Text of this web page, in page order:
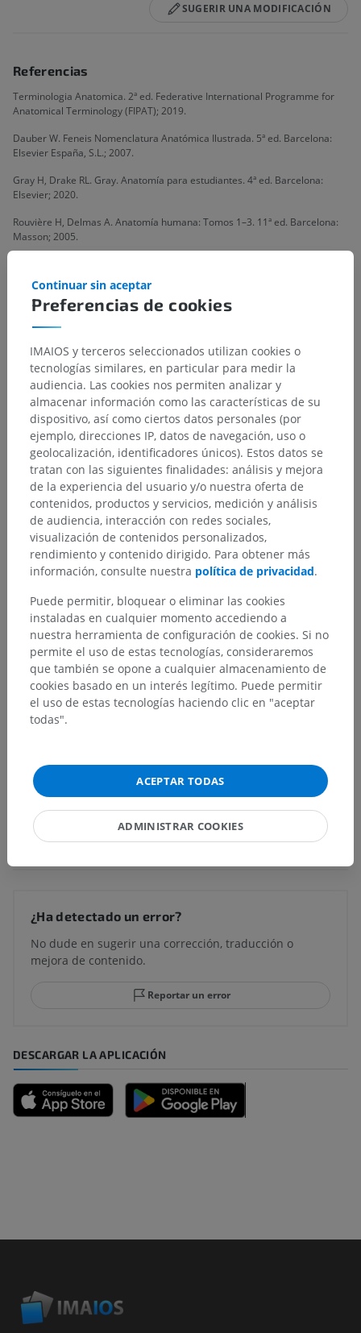
SUGERIR UNA MODIFICACIÓN
Referencias
Terminologia Anatomica. 2ª ed. Federative International Programme for
Anatomical Terminology (FIPAT); 2019.
Dauber W. Feneis Nomenclatura Anatómica Ilustrada. 5ª ed. Barcelona:
Elsevier España, S.L.; 2007.
Gray H, Drake RL. Gray. Anatomía para estudiantes. 4ª ed. Barcelona:
Elsevier; 2020.
Rouvière H, Delmas A. Anatomía humana: Tomos 1–3. 11ª ed. Barcelona:
Masson; 2005.
México: Panamericana; 2017.
Insunza O, Farfán E. Anatomía topográfica con aplicación médico-
Jerarquía anatómica
Anatomía humana 2
Cuerpo humano > Sistemas musculoesqueléticos
Sistema muscular> Músculos> Músculo
Estructuras subyacentes:
Cabeza muscular
Vientre muscular
Inserción
Punto fijo
Punto móvil
Fascículo muscular
Endomisio
Perimisio
Traducciones
¿Ha detectado un error?
No dude en sugerir una corrección, traducción o
mejora de contenido.
Reportar un error
DESCARGAR LA APLICACIÓN
Preferencias de cookies
Continuar sin aceptar
IMAIOS y terceros seleccionados utilizan cookies o
tecnologías similares, en particular para medir la
audiencia. Las cookies nos permiten analizar y
almacenar información como las características de su
dispositivo, así como ciertos datos personales (por
ejemplo, direcciones IP, datos de navegación, uso o
geolocalización, identificadores únicos). Estos datos se
tratan con las siguientes finalidades: análisis y mejora
de la experiencia del usuario y/o nuestra oferta de
contenidos, productos y servicios, medición y análisis
de audiencia, interacción con redes sociales,
visualización de contenidos personalizados,
rendimiento y contenido dirigido. Para obtener más
información, consulte nuestra política de privacidad.
Puede permitir, bloquear o eliminar las cookies
instaladas en cualquier momento accediendo a
nuestra herramienta de configuración de cookies. Si no
permite el uso de estas tecnologías, consideraremos
que también se opone a cualquier almacenamiento de
cookies basado en un interés legítimo. Puede permitir
el uso de estas tecnologías haciendo clic en "aceptar
todas".
ACEPTAR TODAS
ADMINISTRAR COOKIES